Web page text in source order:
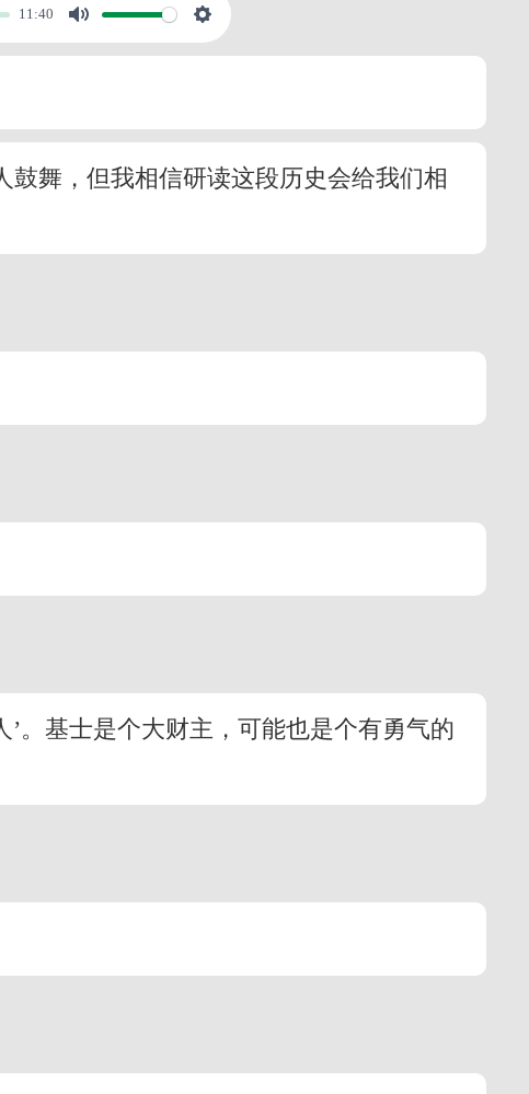
11:40
舞，但我相信研读这段历史会给我们相
。基士是个大财主，可能也是个有勇气的